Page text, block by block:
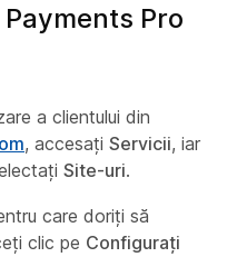
Pro
a clientului din
, accesați Servicii, iar
Site-uri.
care doriți să
clic pe Configurați